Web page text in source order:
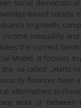
social democrats
based society
to growth,
inequality
the current
Model. It focuses
so-called „Hartz-
finances
alternatives to
work or